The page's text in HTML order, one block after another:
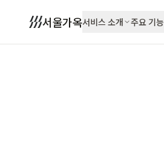
서울가옥서비스 소개 주요 기능